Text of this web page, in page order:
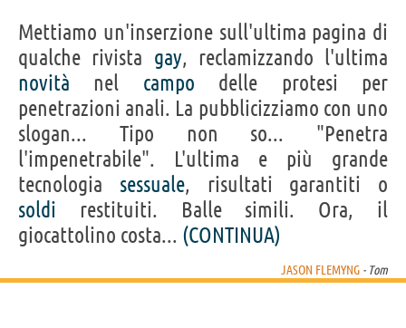
Mettiamo un'inserzione sull'ultima pagina di
qualche rivista gay, reclamizzando l'ultima
novità nel campo delle protesi per
penetrazioni anali. La pubblicizziamo con uno
slogan... Tipo non so... "Penetra
l'impenetrabile". L'ultima e più grande
tecnologia sessuale, risultati garantiti o
soldi restituiti. Balle simili. Ora, il
giocattolino costa... (CONTINUA)
JASON FLEMYNG - Tom